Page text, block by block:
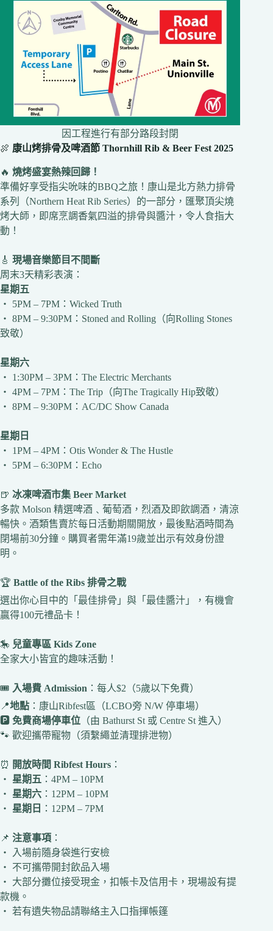
因工程進行有部分路段封閉
🍖 康山烤排骨及啤酒節 Thornhill Rib & Beer Fest 2025
🔥 燒烤盛宴熱辣回歸！
準備好享受指尖吮味的BBQ之旅！康山是北方熱力排骨
系列（Northern Heat Rib Series）的一部分，匯聚頂尖燒
烤大師，即席烹調香氣四溢的排骨與醬汁，令人食指大
動！
🎸 現場音樂節目不間斷
周末3天精彩表演：
星期五
‧ 5PM – 7PM：Wicked Truth
‧ 8PM – 9:30PM：Stoned and Rolling（向Rolling Stones
致敬）
星期六
‧ 1:30PM – 3PM：The Electric Merchants
‧ 4PM – 7PM：The Trip（向The Tragically Hip致敬）
‧ 8PM – 9:30PM：AC/DC Show Canada
星期日
‧ 1PM – 4PM：Otis Wonder & The Hustle
‧ 5PM – 6:30PM：Echo
🍺 冰凍啤酒市集 Beer Market
多款 Molson 精選啤酒﹑葡萄酒，烈酒及即飲調酒，清涼
暢快。酒類售賣於每日活動期關開放，最後點酒時間為
閉場前30分鐘。購買者需年滿19歲並出示有效身份證
明。
🏆 Battle of the Ribs 排骨之戰
選出你心目中的「最佳排骨」與「最佳醬汁」，有機會
贏得100元禮品卡！
🎠 兒童專區 Kids Zone
全家大小皆宜的趣味活動！
🎟️ 入場費 Admission ：每人$2（5歲以下免費）
📍地點 ：康山Ribfest區（LCBO旁 N/W 停車場）
🅿️ 免費商場停車位 （由 Bathurst St 或 Centre St 進入）
🐾 歡迎攜帶寵物（須繫繩並清理排泄物）
⏰ 開放時間 Ribfest Hours ：
‧ 星期五 ：4PM – 10PM
‧ 星期六 ：12PM – 10PM
‧ 星期日 ：12PM – 7PM
📌 注意事項 ：
‧ 入場前隨身袋進行安檢
‧ 不可攜帶開封飲品入場
‧ 大部分攤位接受現金，扣帳卡及信用卡，現場設有提
款機。
‧ 若有遺失物品請聯絡主入口指揮帳篷